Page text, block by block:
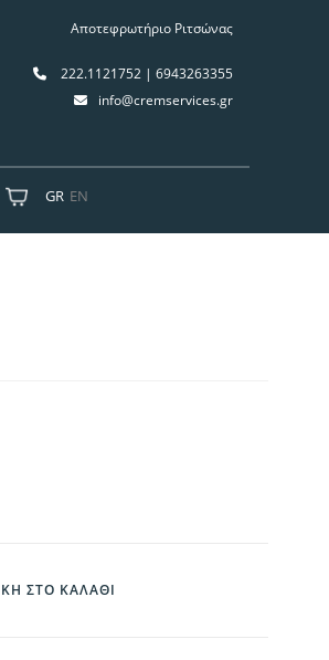
Αποτεφρωτήριο Ριτσώνας
222.1121752 | 6943263355
info@cremservices.gr
GR EN
ΣΤΟ ΚΑΛΆΘΙ